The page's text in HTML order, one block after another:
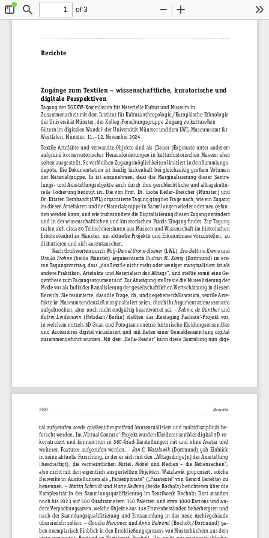
ToggleFind
of 3
Zoom
. . . . . . . . . . . . . . . . . . . . . . . . . . . . . . . . . . . . . . . . . . . . . . . . . . . . . . . . . . . . . . . . . . . . . . . . . . . . . . . . . . . . . . . . . . . . . . . . . . . . . . . . . . . . . . . . . . . . . . . . . . . .
Berichte
Zugänge zum Textilen – wissenschaftliche, kuratorische und
digitale Perspektiven
Tagung der DGEKW-Kommission für Materielle Kultur und Museum in
Zusammenarbeit mit dem Institut für Kulturanthropologie / Europäische Ethnologie
der Universität Münster, der Kolleg-Forschungsgruppe ‚Zugang zu kulturellen
Gütern im digitalen Wandel‘ der Universität Münster und dem LWL-Museumsamt für
Westfalen, Münster, 11.–12. November 2024
Textile  Artefakte  und  verwandte  Objekte  sind  als  (Dauer-)Exponate  unter  anderem
aufgrund  konservatorischer  Herausforderungen  in  kulturhistorischen  Museen  eher
selten ausgestellt. So verbleiben Zugangsmöglichkeiten limitiert in den Sammlungs‍
depots.  Die  Dokumentation  ist  häufig  lückenhaft  bei  gleichzeitig  großem  Volumen
der  Materialgruppe.  Es  ist  anzunehmen,  dass  die  Marginalisierung  dieser  Samm‍
lungs-  und  Ausstellungsobjekte  auch  durch  ihre  geschlechtliche  und  alltagskultu‍
relle  Codierung  bedingt  ist.  Die  von  Prof.  Dr.  Lioba  Keller-Drescher  (Münster)  und
Dr. Kirsten Bernhardt (LWL) organisierte Tagung ging der Frage nach, wie ein Zugang
zu diesen Artefakten und der Materialgruppe in Sammlungen wieder oder neu gefun‍
den werden kann, und wie insbesondere die Digitalisierung diesen Zugang verändert
und in der wissenschaftlichen und kuratorischen Praxis Eingang findet. Zur Tagung
trafen sich circa 80 Teilnehmer:innen aus Museen und Wissenschaft im historischen
Erbdrostenhof  in  Münster,  um  aktuelle  Projekte  und  Erkenntnisse  vorzustellen,  zu
diskutieren und sich auszutauschen.
Nach Grußworten durch Wolf-Daniel Gröne-Holmer (LWL), Eva-Bettina Krems und
Ursula  Frohne
  (beide  Münster)  argumentierte
Gudrun  M.  König
  (Dortmund)  im  ers‍
ten Tagungsvortrag, dass „das Textile nicht mehr oder weniger marginalisiert ist als
andere Praktiken, Artefakte und Materialien des Alltags“, und stellte somit eine Ge‍
genthese zum Tagungsargument auf. Zur Abwägung stellte sie die Musealisierung der
Mode vor als Indiz der Banalisierung der gesellschaftlichen Wertschätzung in diesem
Bereich. Sie resümierte, dass die Frage, ob, und gegebenenfalls warum, textile Arte‍
fakte im Museum tendenziell marginalisiert seien, durch ihr Argumentationsszenario
aufgebrochen,  aber  noch  nicht  endgültig  beantwortet  sei.  – Sabine  de  Günther
  und
Katrin  Lindemann
  (Potsdam / Berlin)  stellten  das  ‚Restaging  Fashion‘-Projekt  vor,
in  welchem  mittels  3D-Scan  und  Fotogrammmetrie  historische  Kleidungsensembles
und  Accessoires  digital  visualisiert  und  mit  Daten  einer  Gemäldesammlung  digital
zusammengeführt  wurden.  Mit  dem  ‚ReFa-Reader‘  kann  diese  Sammlung  nun  digi‍
280 Berichte
tal  aufgerufen  sowie  quellenübergreifend  kontextualisiert  und  multidisziplinär  be‍
forscht werden. Im ‚Virtual Couture‘-Projekt wurden Kleiderensembles digital 3D-re‍
konstruiert  und  können  nun  in  360-Grad-Darstellungen  mit  und  ohne  Avatar  und
weiteren  Features  aufgerufen  werden.  – Jan  C.  Watzlawik
  (Dortmund)  gab  Einblick
in seine aktuelle Forschung, in der er sich mit den „Alltagsdinge[n] der Ausstellung
[beschäftigt],  die  vermeintlichen  Mittel,  Möbel  und  Medien  –  die  Nebensachen“,
also  nicht  mit  den  eigentlich  ausgestellten  Objekten.  Watzlawik  proponiert,  solche
Beiwerke  in  Ausstellungen  als  „Paraexponate“  („Paratexte“  von  Gérard  Genette)  zu
benennen. – Martin Schmidt und Marie Helbing (beide Bocholt) berichteten über die
Komplexität  in  der  Sammlungsqualifizierung  im  Textilwerk  Bocholt:  Dort  standen
noch  bis  2023  auf  500  Quadratmetern  150  Paletten  und  etwa  1000  Kartons  und  an‍
dere Verpackungsarten, welche Objekte aus 138 Firmenbeständen beherbergten und
nach  der  Sammlungsqualifizierung  und  Entsammlung  in  das  neue  Archivgebäude
übersiedeln sollen. – Claudia Marciniec und Anna Behrend (Bocholt / Dortmund) ga‍
ben exemplarisch Einblick in den Erschließungsprozess von Musterbüchern aus dem